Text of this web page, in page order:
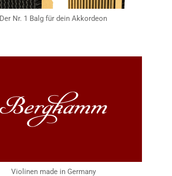
Der Nr. 1 Balg für dein Akkordeon
Violinen made in Germany